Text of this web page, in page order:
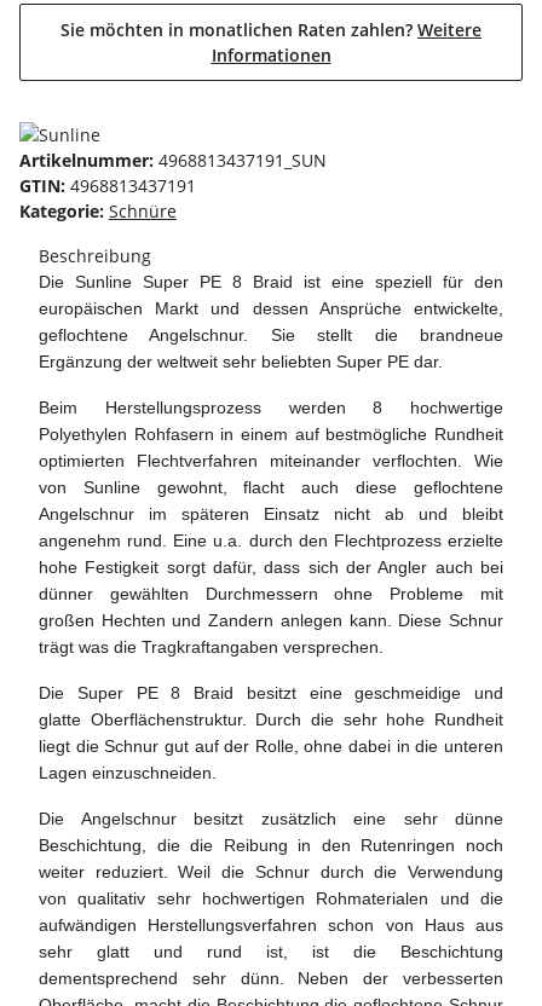
Sie möchten in monatlichen Raten zahlen? Weitere
Informationen
Artikelnummer: 4968813437191_SUN
GTIN: 4968813437191
Kategorie: Schnüre
Beschreibung
Die Sunline Super PE 8 Braid ist eine speziell für den
europäischen Markt und dessen Ansprüche entwickelte,
geflochtene Angelschnur. Sie stellt die brandneue
Ergänzung der weltweit sehr beliebten Super PE dar.
Beim Herstellungsprozess werden 8 hochwertige
Polyethylen Rohfasern in einem auf bestmögliche Rundheit
optimierten Flechtverfahren miteinander verflochten. Wie
von Sunline gewohnt, flacht auch diese geflochtene
Angelschnur im späteren Einsatz nicht ab und bleibt
angenehm rund. Eine u.a. durch den Flechtprozess erzielte
hohe Festigkeit sorgt dafür, dass sich der Angler auch bei
dünner gewählten Durchmessern ohne Probleme mit
großen Hechten und Zandern anlegen kann. Diese Schnur
trägt was die Tragkraftangaben versprechen.
Die Super PE 8 Braid besitzt eine geschmeidige und
glatte Oberflächenstruktur. Durch die sehr hohe Rundheit
liegt die Schnur gut auf der Rolle, ohne dabei in die unteren
Lagen einzuschneiden.
Die Angelschnur besitzt zusätzlich eine sehr dünne
Beschichtung, die die Reibung in den Rutenringen noch
weiter reduziert. Weil die Schnur durch die Verwendung
von qualitativ sehr hochwertigen Rohmaterialen und die
aufwändigen Herstellungsverfahren schon von Haus aus
sehr glatt und rund ist, ist die Beschichtung
dementsprechend sehr dünn. Neben der verbesserten